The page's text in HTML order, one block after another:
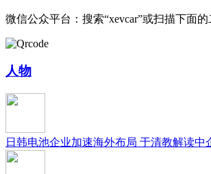
微信公众平台：搜索“xevcar”或扫描下面
人物
日韩电池企业加速海外布局 于清教解读中